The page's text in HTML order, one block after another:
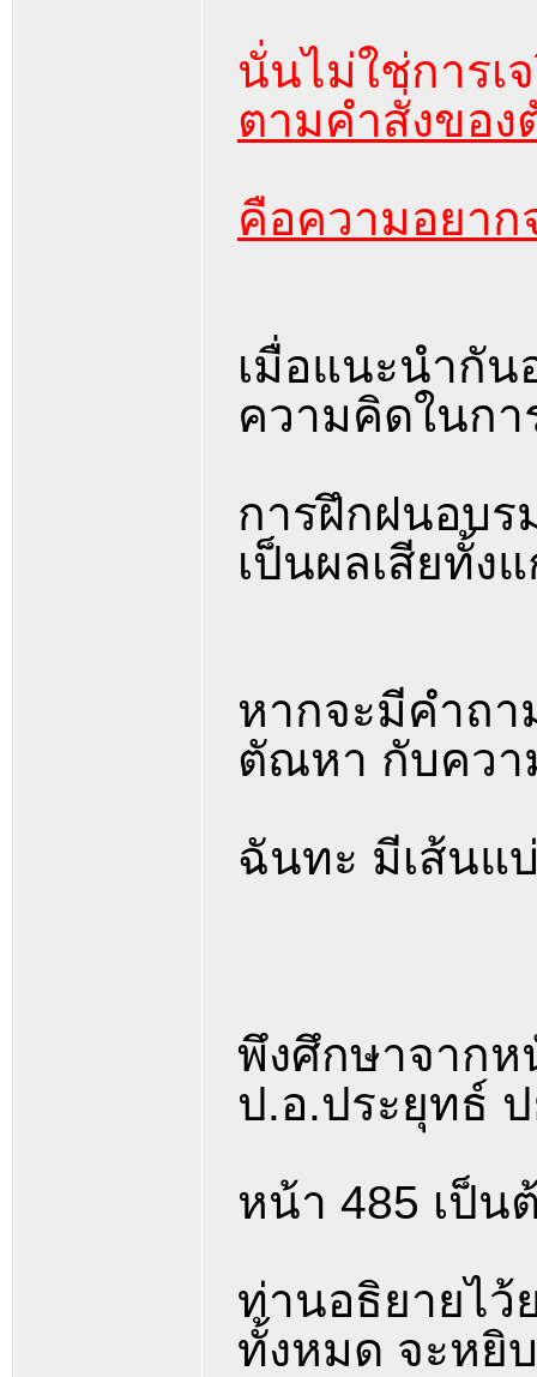
นั่นไม่ใช่การเ
ตามคำสั่งขอ
คือความอยา
เมื่อแนะนำกัน
ความคิดในก
การฝึกฝนอบร
เป็นผลเสียทั้ง
หากจะมีคำถา
ตัณหา กับควา
ฉันทะ มีเส้นแ
พึงศึกษาจาก
ป.อ.ประยุทธ์
หน้า 485 เป็น
ท่านอธิยายไว้
ทั้งหมด จะหยิ